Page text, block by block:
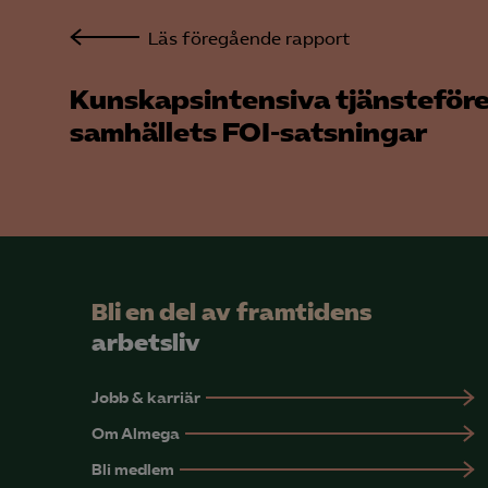
Läs föregående rapport
Kunskapsintensiva
samhällets FOI-satsningar
Bli en del av framtidens
arbetsliv
Jobb & karriär
Om Almega
Bli medlem